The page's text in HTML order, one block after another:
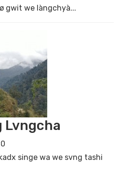
gwit we làngchyà...
Lvngcha
singe wa we svng tashi